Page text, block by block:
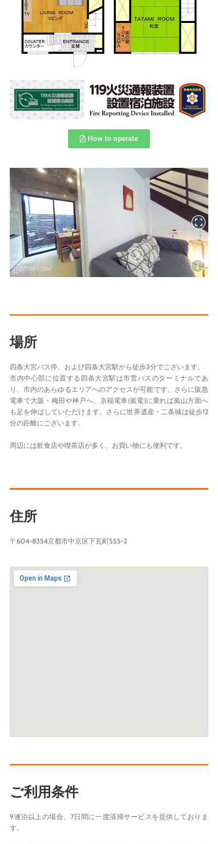
How to operate
場所
四条大宮バス停、および四条大宮駅から徒歩3分でございます。
市内中心部に位置する四条大宮駅は市営バスのターミナルであ
り、市内のあらゆるエリアへのアクセスが可能です。さらに阪急
電車で大阪・梅田や神戸へ、京福電車(嵐電)に乗れば嵐山方面へ
も足を伸ばしていただけます。さらに世界遺産・二条城は徒歩12
分の距離にございます。
周辺には飲食店や喫茶店が多く、お買い物にも便利です。
住所
〒604-8354京都市中京区下瓦町555-2
ご利用条件
9連泊以上の場合、7日間に一度清掃サービスを提供しておりま
す。